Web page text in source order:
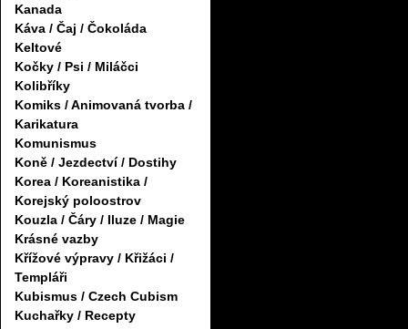
Kanada
Káva / Čaj / Čokoláda
Keltové
Kočky / Psi / Miláčci
Kolibříky
Komiks / Animovaná tvorba /
Karikatura
Komunismus
Koně / Jezdectví / Dostihy
Korea / Koreanistika /
Korejský poloostrov
Kouzla / Čáry / Iluze / Magie
Krásné vazby
Křížové výpravy / Křižáci /
Templáři
Kubismus / Czech Cubism
Kuchařky / Recepty